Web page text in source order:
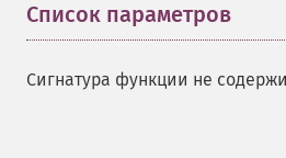
Список параметров
Сигнатура функции не